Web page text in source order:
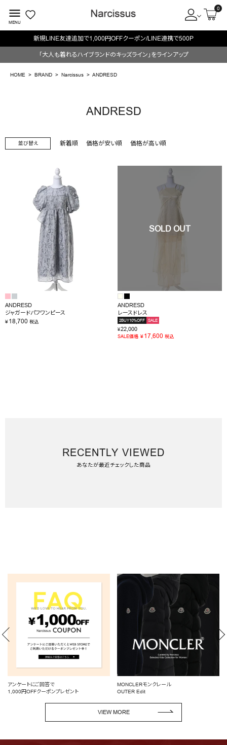
menu
MENU
0
ようこそ ゲスト 様
search
NEW IN
RANKING
RE STOCK
COMING SOON
TOPICS
新規LINE友達追加で1,000円OFFクーポン/LINE連携で500P
「大人も着れるハイブランドのキッズライン」をラインアップ
HOME BRAND Narcissus ANDRESD
ANDRESD
並び替え 新着順 価格が安い順 価格が高い順
ANDRESD
ジャガードパフワンピース
¥18,700 税込
ANDRESD
レースドレス
2BUY10%OFF SALE
¥22,000
SALE価格 ¥17,600 税込
RECENTLY VIEWED
あなたが最近チェックした商品
アンケートにご回答で
1,000円OFFクーポンプレゼント
MONCLERモンクレール
OUTER Edit
VIEW MORE